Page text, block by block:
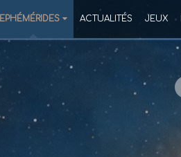
EPHÉMÉRIDES ACTUALITÉS JEUX